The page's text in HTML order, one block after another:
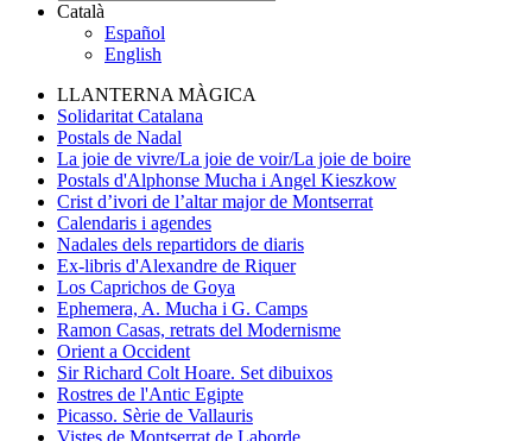
Català
Español
English
LLANTERNA MÀGICA
Solidaritat Catalana
Postals de Nadal
La joie de vivre/La joie de voir/La joie de boire
Postals d'Alphonse Mucha i Angel Kieszkow
Crist d’ivori de l’altar major de Montserrat
Calendaris i agendes
Nadales dels repartidors de diaris
Ex-libris d'Alexandre de Riquer
Los Caprichos de Goya
Ephemera, A. Mucha i G. Camps
Ramon Casas, retrats del Modernisme
Orient a Occident
Sir Richard Colt Hoare. Set dibuixos
Rostres de l'Antic Egipte
Picasso. Sèrie de Vallauris
Vistes de Montserrat de Laborde